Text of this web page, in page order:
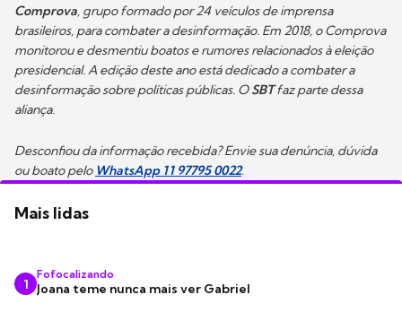
Comprova, grupo formado por 24 veículos de imprensa
brasileiros, para combater a desinformação. Em 2018, o Comprova
monitorou e desmentiu boatos e rumores relacionados à eleição
presidencial. A edição deste ano está dedicado a combater a
desinformação sobre políticas públicas. OSBTfaz parte dessa
aliança.
Desconfiou da informação recebida? Envie sua denúncia, dúvida
ou boato pelo WhatsApp 11 97795 0022.
Mais lidas
1
Fofocalizando
Joana teme nunca mais ver Gabriel